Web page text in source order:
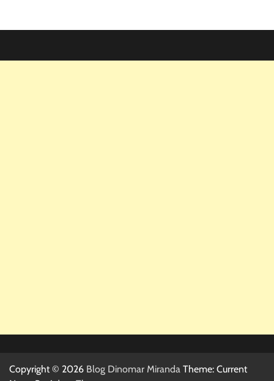
Copyright © 2026 Blog Dinomar Miranda Theme: Current